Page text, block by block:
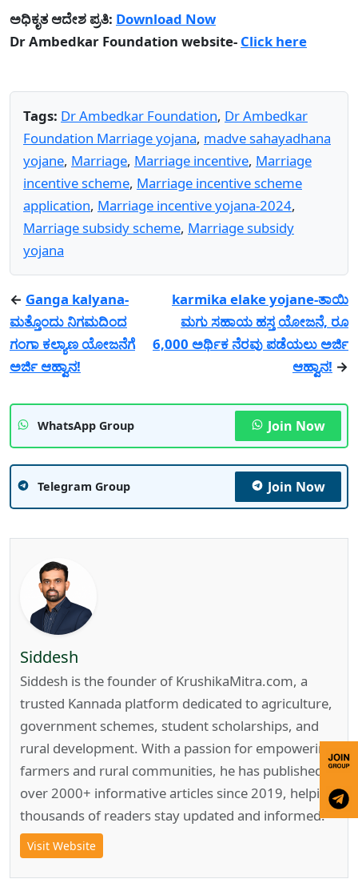
ಅಧಿಕೃತ ಆದೇಶ ಪ್ರತಿ: Download Now
Dr Ambedkar Foundation website- Click here
Tags: Dr Ambedkar Foundation, Dr Ambedkar
Foundation Marriage yojana, madve sahayadhana
yojane, Marriage, Marriage incentive, Marriage
incentive scheme, Marriage incentive scheme
application, Marriage incentive yojana-2024,
Marriage subsidy scheme, Marriage subsidy
yojana
← Ganga kalyana-
ಮತ್ತೊಂದು ನಿಗಮದಿಂದ
ಗಂಗಾ ಕಲ್ಯಾಣ ಯೋಜನೆಗೆ
ಅರ್ಜಿ ಆಹ್ವಾನ!
karmika elake yojane-ತಾಯಿ
ಮಗು ಸಹಾಯ ಹಸ್ತ ಯೋಜನೆ, ರೂ
6,000 ಅರ್ಥಿಕ ನೆರವು ಪಡೆಯಲು ಅರ್ಜಿ
ಆಹ್ವಾನ! →
WhatsApp Group Join Now
Telegram Group Join Now
Siddesh
Siddesh is the founder of KrushikaMitra.com, a
trusted Kannada platform dedicated to agriculture,
government schemes, student scholarships, and
rural development. With a passion for empowering
farmers and rural communities, he has published
over 2000+ informative articles since 2019, helping
thousands of readers stay updated and informed.
Visit Website